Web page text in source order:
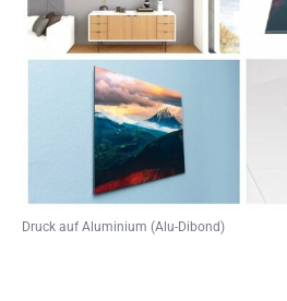
Druck auf Aluminium (Alu-Dibond)